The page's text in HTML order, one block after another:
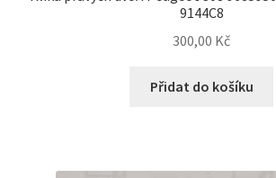
9144C8
300,00 Kč
Přidat do košíku